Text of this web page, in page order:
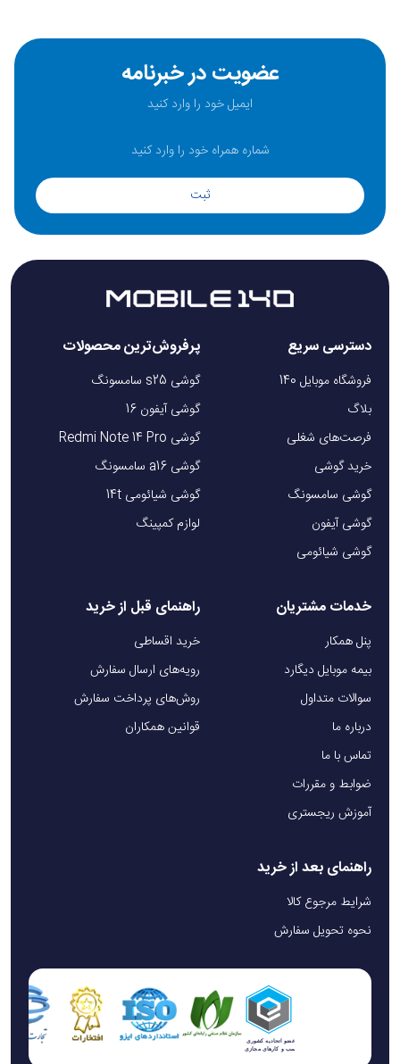
عضویت در خبرنامه
ثبت
دسترسی سریع
فروشگاه موبایل 140
بلاگ
فرصت‌های شغلی
خرید گوشی
گوشی سامسونگ
گوشی آیفون
گوشی شیائومی
پرفروش‌ترین محصولات
گوشی s25 سامسونگ
گوشی آیفون 16
گوشی Redmi Note 14 Pro
گوشی a16 سامسونگ
گوشی شیائومی 14t
لوازم کمپینگ
خدمات مشتریان
پنل همکار
بیمه موبایل دیگارد
سوالات متداول
درباره ما
تماس با ما
ضوابط و مقررات
آموزش ریجستری
راهنمای قبل از خرید
خرید اقساطی
رویه‌های ارسال سفارش
روش‌های پرداخت سفارش
قوانین همکاران
راهنمای بعد از خرید
شرایط مرجوع کالا
نحوه تحویل سفارش